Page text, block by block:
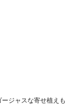
ジャスな寄せ植えも